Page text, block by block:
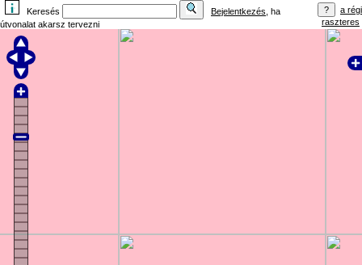
Keresés Bejelentkezés , ha
útvonalat akarsz tervezni
a régi
raszteres